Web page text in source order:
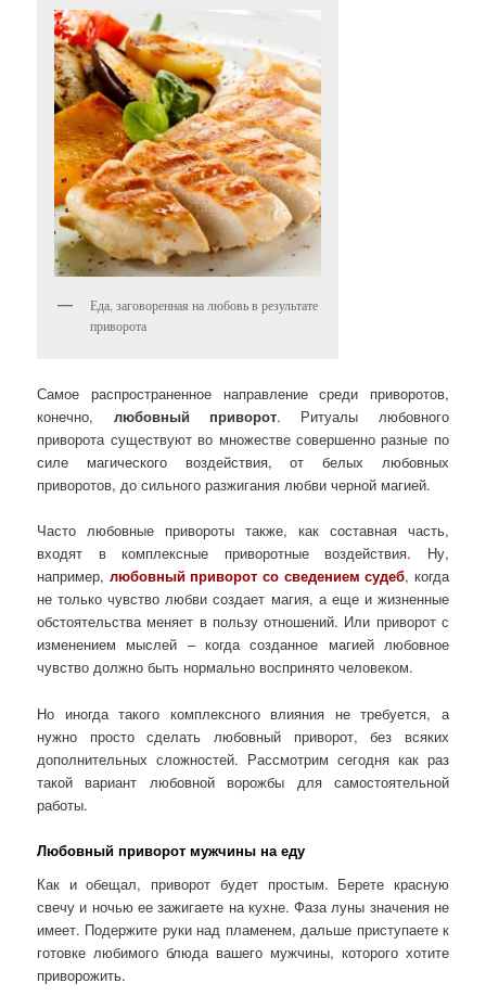
Еда, заговоренная на любовь в результате
приворота
Самое распространенное направление среди приворотов,
конечно, любовный приворот. Ритуалы любовного
приворота существуют во множестве совершенно разные по
силе магического воздействия, от белых любовных
приворотов, до сильного разжигания любви черной магией.
Часто любовные привороты также, как составная часть,
входят в комплексные приворотные воздействия. Ну,
например, любовный приворот со сведением судеб, когда
не только чувство любви создает магия, а еще и жизненные
обстоятельства меняет в пользу отношений. Или приворот с
изменением мыслей – когда созданное магией любовное
чувство должно быть нормально воспринято человеком.
Но иногда такого комплексного влияния не требуется, а
нужно просто сделать любовный приворот, без всяких
дополнительных сложностей. Рассмотрим сегодня как раз
такой вариант любовной ворожбы для самостоятельной
работы.
Любовный приворот мужчины на еду
Как и обещал, приворот будет простым. Берете красную
свечу и ночью ее зажигаете на кухне. Фаза луны значения не
имеет. Подержите руки над пламенем, дальше приступаете к
готовке любимого блюда вашего мужчины, которого хотите
приворожить.